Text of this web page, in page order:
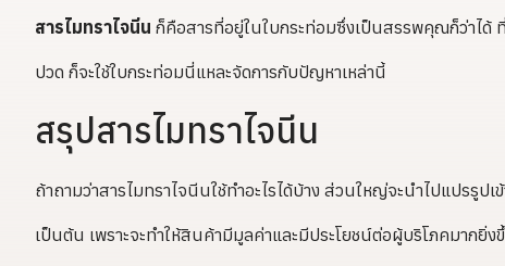
สารไมทราไจนีน ก็คือสารที่อยู่ในใบกระท่อมซึ่งเป็นสรรพคุณก็ว่าได้
ปวด ก็จะใช้ใบกระท่อมนี่แหละจัดการกับปัญหาเหล่านี้
สรุปสารไมทราไจนีน
ถ้าถามว่าสารไมทราไจนีนใช้ทำอะไรได้บ้าง ส่วนใหญ่จะนำไปแปร
เป็นต้น เพราะจะทำให้สินค้ามีมูลค่าและมีประโยชน์ต่อผู้บริโภคมากยิ่ง